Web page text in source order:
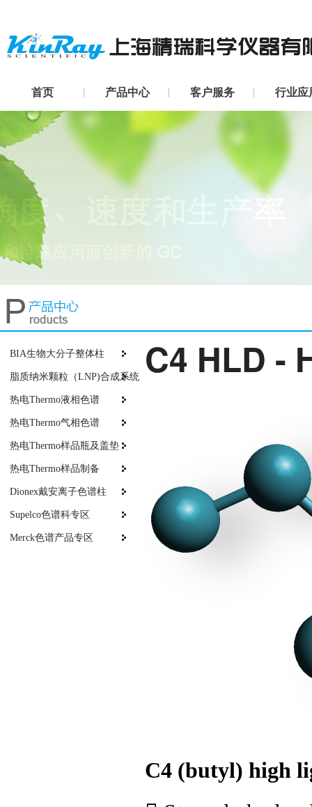
首页 产品中心 客户服务 行业应
BIA生物大分子整体柱
脂质纳米颗粒（LNP)合成系统
热电Thermo液相色谱
热电Thermo气相色谱
热电Thermo样品瓶及盖垫
热电Thermo样品制备
Dionex戴安离子色谱柱
Supelco色谱科专区
Merck色谱产品专区
C4 HLD -
C4 (butyl) high